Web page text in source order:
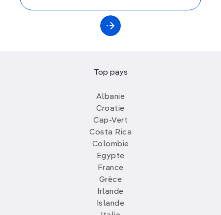
Top pays
Albanie
Croatie
Cap-Vert
Costa Rica
Colombie
Egypte
France
Grèce
Irlande
Islande